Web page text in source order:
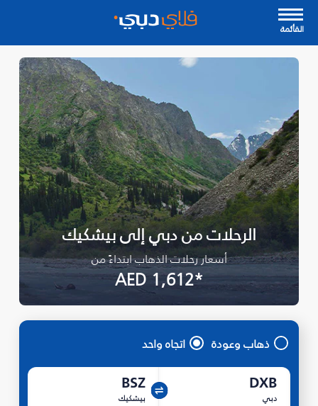
القأئمة
الرحلات من دبي إلى بيشكيك
أسعار رحلات الذهاب ابتداءً من
*AED 1,612
ذهاب وعودة اتجاه واحد
DXB
دبي
BSZ
بيشكيك